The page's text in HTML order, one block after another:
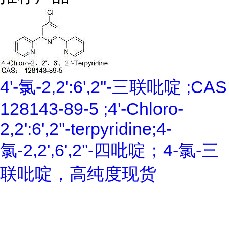
4'-氯-2,2':6',2''-三联吡啶 ;CAS
128143-89-5 ;4'-Chloro-
2,2':6',2''-terpyridine;4-
氯-2,2',6',2''-四吡啶；4-氯-三
联吡啶，高纯度现货